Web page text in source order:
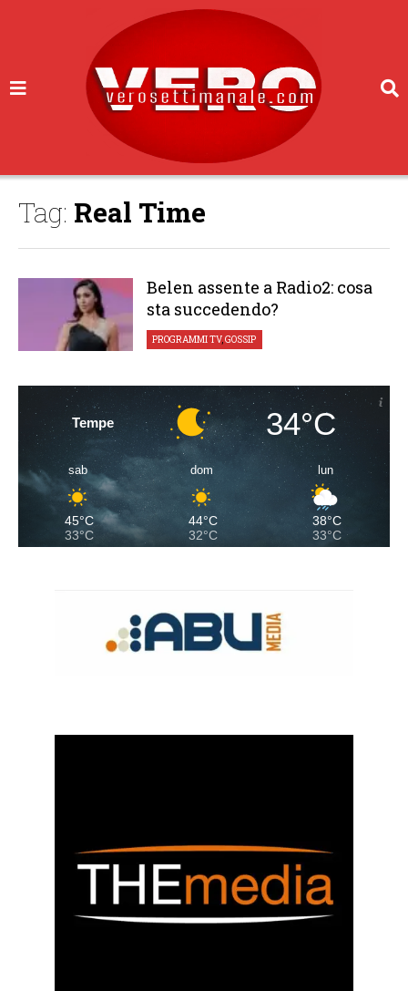
Tag: Real Time
Belen assente a Radio2: cosa
sta succedendo?
PROGRAMMI TV,GOSSIP
Tempe 34°C
sab
45°C
33°C
dom
44°C
32°C
lun
38°C
33°C